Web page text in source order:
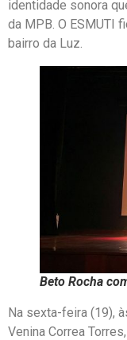
identidade sonora
da MPB. O ESMUTI
bairro da Luz.
Beto Rocha
Na sexta-feira (19),
Venina Correa